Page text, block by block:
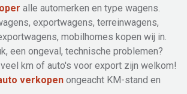
alle automerken en type wagens.
exportwagens, terreinwagens,
mobilhomes kopen wij in.
een ongeval, technische problemen?
km of auto's voor export zijn welkom!
verkopen ongeacht KM-stand en